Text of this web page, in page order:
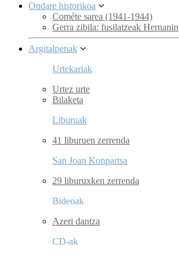
Ondare historikoa
Cométe sarea (1941-1944)
Gerra zibila: fusilatzeak Hernanin
Argitalpenak
Urtekariak
Urtez urte
Bilaketa
Liburuak
41 liburuen zerrenda
San Joan Konpartsa
29 liburuxken zerrenda
Bideoak
Azeri dantza
CD-ak